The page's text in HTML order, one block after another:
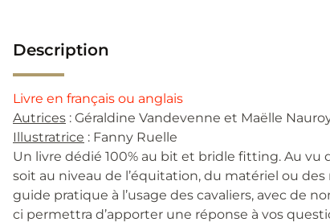
Description
Livre en français ou anglais
Autrices : Géraldine Vandevenne et Maëlle
Illustratrice : Fanny Ruelle
Un livre dédié 100% au bit et bridle fitting. Au vu
soit au niveau de l’équitation, du matériel ou
guide pratique à l’usage des cavaliers, avec de
ci permettra d’apporter une réponse à vos